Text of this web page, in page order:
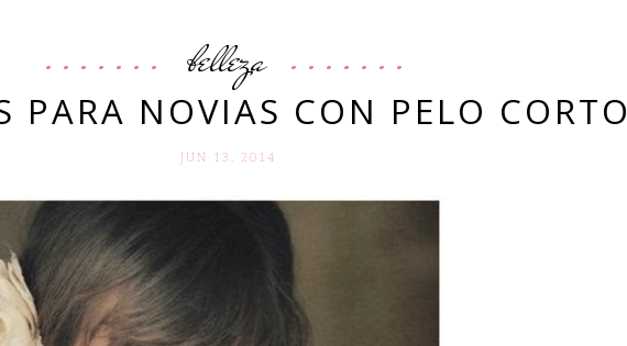
belleza
PARA NOVIAS CON PELO CORTO
JUN 13. 2014